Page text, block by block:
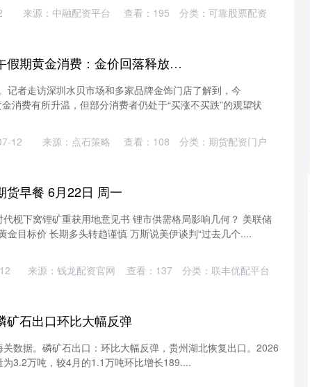
来源：中融配资平台 查看： 195 分类： 可靠股票配资
元宝枫资本 实探端午假期黄金消费：金价回落释放刚需 批发商迅速补货
记者走访深圳水贝市场和多家品牌金饰门店了解到，今
消费有所升温，但部分消费者仍处于“买涨不买跌”的观望状
12 来源：点石策略 查看： 108 分类： 期货配资门户
货早餐 6月22日 周一
枧下窝锂矿重获用地意见书 锂市供需格局影响几何？ 美联储
金目标价 长期多头转趋谨慎 万斯说美伊谈判“过去几个....
来源：钱龙配资官网 查看： 137 分类： 联丰优配平台
矿石出口环比大幅反弹
数据。磷矿石出口：环比大幅反弹，贵州湖北恢复出口。2026
3.2万吨，较4月的1.1万吨环比增长189....
创业板指 3563.12